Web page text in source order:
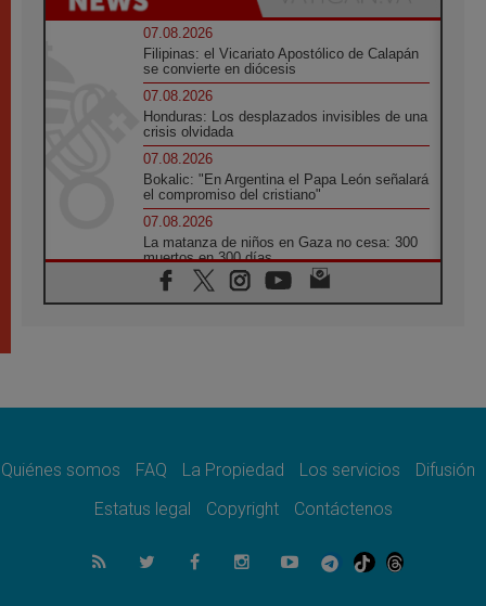
07.08.2026
Filipinas: el Vicariato Apostólico de Calapán
se convierte en diócesis
07.08.2026
Honduras: Los desplazados invisibles de una
crisis olvidada
07.08.2026
Bokalic: "En Argentina el Papa León señalará
el compromiso del cristiano"
07.08.2026
La matanza de niños en Gaza no cesa: 300
muertos en 300 días
07.08.2026
Tagle: La guerra desfigura el mundo, solo la
como misión al servicio del Evangelio
SIGNIS 2026, dar voz a las religiosas en el
07.08.2026
Lanzan un proyecto de empoderamiento
Quiénes somos FAQ La Propiedad Los servicios
Difusión
Estatus legal
Copyright Contáctenos